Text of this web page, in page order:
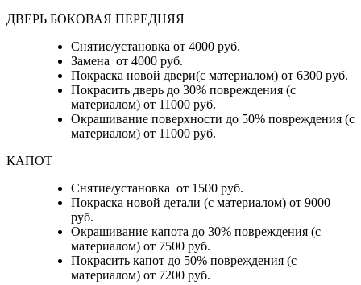
ДВЕРЬ БОКОВАЯ ПЕРЕДНЯЯ
Снятие/установка от 4000 руб.
Замена от 4000 руб.
Покраска новой двери(с материалом) от 6300 руб.
Покрасить дверь до 30% повреждения (с
материалом) от 11000 руб.
Окрашивание поверхности до 50% повреждения (с
материалом) от 11000 руб.
КАПОТ
Снятие/установка от 1500 руб.
Покраска новой детали (с материалом) от 9000
руб.
Окрашивание капота до 30% повреждения (с
материалом) от 7500 руб.
Покрасить капот до 50% повреждения (с
материалом) от 7200 руб.